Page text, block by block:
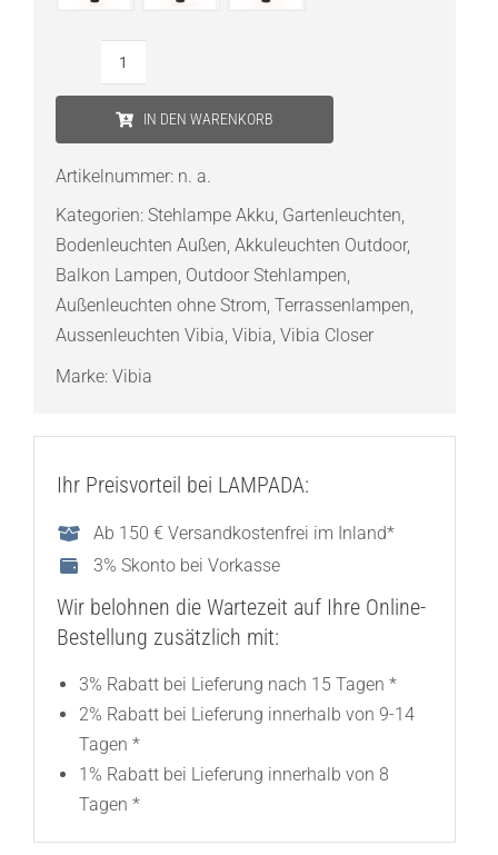
Menge
IN DEN WARENKORB
Artikelnummer: n. a.
Kategorien: Stehlampe Akku, Gartenleuchten,
Bodenleuchten Außen, Akkuleuchten Outdoor,
Balkon Lampen, Outdoor Stehlampen,
Außenleuchten ohne Strom, Terrassenlampen,
Aussenleuchten Vibia, Vibia, Vibia Closer
Marke: Vibia
Ihr Preisvorteil bei LAMPADA:
Ab 150 € Versandkostenfrei im Inland*
3% Skonto bei Vorkasse
Wir belohnen die Wartezeit auf Ihre Online-
Bestellung zusätzlich mit:
3% Rabatt bei Lieferung nach 15 Tagen *
2% Rabatt bei Lieferung innerhalb von 9-14
Tagen *
1% Rabatt bei Lieferung innerhalb von 8
Tagen *